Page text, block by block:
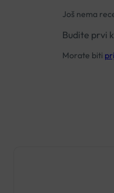
Još nema
Budite prvi
Morate biti